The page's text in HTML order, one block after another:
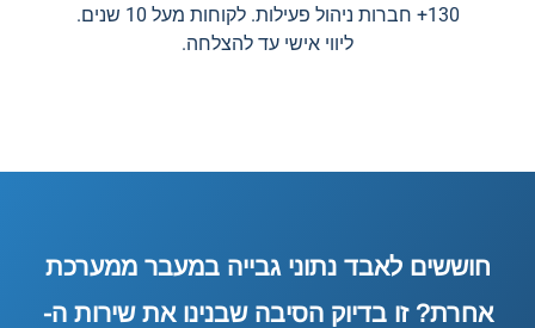
130+ חברות ניהול פעילות. לקוחות מעל 10 שנים.
ליווי אישי עד להצלחה.
חוששים לאבד נתוני גבייה במעבר ממערכת
אחרת? זו בדיוק הסיבה שבנינו את שירות ה-